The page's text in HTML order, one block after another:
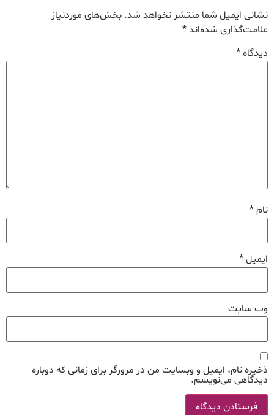
نشانی ایمیل شما منتشر نخواهد شد. بخش‌های موردنیاز
علامت‌گذاری شده‌اند*
دیدگاه*
نام*
ایمیل*
وب‌ سایت
ذخیره نام، ایمیل و وبسایت من در مرورگر برای زمانی که دوباره
دیدگاهی می‌نویسم.